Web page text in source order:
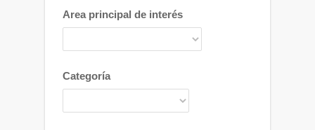
Area principal de interés
Categoría